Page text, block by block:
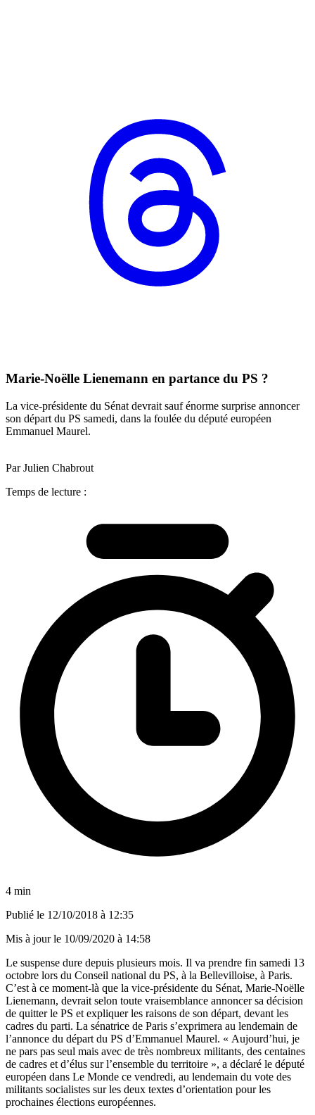
Marie-Noëlle Lienemann en partance du PS ?
La vice-présidente du Sénat devrait sauf énorme surprise annoncer
son départ du PS samedi, dans la foulée du député européen
Emmanuel Maurel.
Par Julien Chabrout
Temps de lecture :
4 min
Publié le 12/10/2018 à 12:35
Mis à jour le 10/09/2020 à 14:58
Le suspense dure depuis plusieurs mois. Il va prendre fin samedi 13
octobre lors du Conseil national du PS, à la Bellevilloise, à Paris.
C’est à ce moment-là que la vice-présidente du Sénat, Marie-Noëlle
Lienemann, devrait selon toute vraisemblance annoncer sa décision
de quitter le PS et expliquer les raisons de son départ, devant les
cadres du parti. La sénatrice de Paris s’exprimera au lendemain de
l’annonce du départ du PS d’Emmanuel Maurel. « Aujourd’hui, je
ne pars pas seul mais avec de très nombreux militants, des centaines
de cadres et d’élus sur l’ensemble du territoire », a déclaré le député
européen dans Le Monde ce vendredi, au lendemain du vote des
militants socialistes sur les deux textes d’orientation pour les
prochaines élections européennes.